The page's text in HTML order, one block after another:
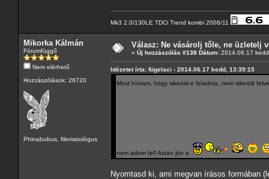
Mk3 2.0/130LE TDCi Trend kombi 2006/11
Mikorka Kálmán
Fórumfüggő
Nem elérhető
Hozzászólások: 26720
Phinabubus, filematológus
Válasz: Ne vásárolj tőle, ne üzletelj
« Új hozzászólás #138 Dátum: 2014.06.17
Idézetet írta: fügelaci - 2014.06.17 kedd, 13:39:15
Most hívtam, hogy sikerült-e feladnia, nem sikerült
nem adom fel! Aztán jön a
Nyomtasd ki, ami megvan írásos formában